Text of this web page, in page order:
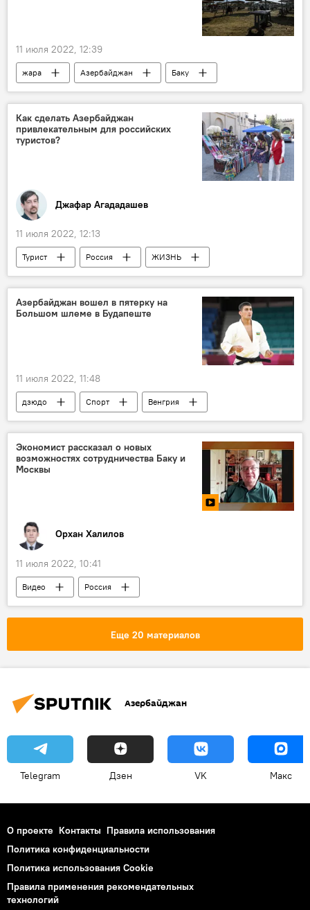
11 июля 2022, 12:39
жара Азербайджан
Баку
Прогноз погоды
ЖИЗНЬ ветер
Как сделать Азербайджан
привлекательным для российских
туристов?
Джафар Агададашев
11 июля 2022, 12:13
Турист Россия
ЖИЗНЬ
Экономика
Азербайджан
Азербайджан вошел в пятерку на
Большом шлеме в Будапеште
11 июля 2022, 11:48
дзюдо Спорт
Венгрия
Будапешт
Турнир
Большой шлем
Итоги
Азербайджан
Экономист рассказал о новых
возможностях сотрудничества Баку и
Москвы
Орхан Халилов
11 июля 2022, 10:41
Видео
Россия
Совместное производство
Азербайджан
Еще 20 материалов
Азербайджан
Telegram Дзен VK Макс
О проекте Контакты Правила использования
Политика конфиденциальности
Политика использования Cookie
Правила применения рекомендательных
технологий